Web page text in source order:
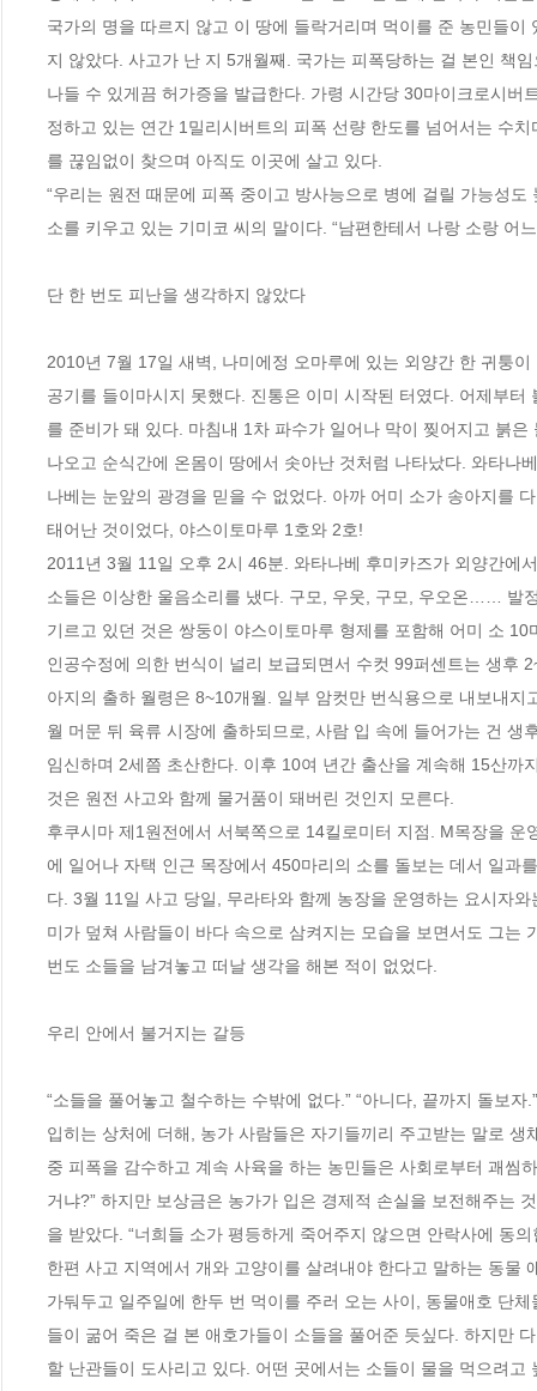
국가의 명을 따르지 않고 이 땅에 들락거리며 먹이를 준 농민들
지 않았다. 사고가 난 지 5개월째. 국가는 피폭당하는 걸 본인 책
나들 수 있게끔 허가증을 발급한다. 가령 시간당 30마이크로시
정하고 있는 연간 1밀리시버트의 피폭 선량 한도를 넘어서는 수
를 끊임없이 찾으며 아직도 이곳에 살고 있다.
“우리는 원전 때문에 피폭 중이고 방사능으로 병에 걸릴 가능성
소를 키우고 있는 기미코 씨의 말이다. “남편한테서 나랑 소랑
단 한 번도 피난을 생각하지 않았다
2010년 7월 17일 새벽, 나미에정 오마루에 있는 외양간 한 귀퉁
공기를 들이마시지 못했다. 진통은 이미 시작된 터였다. 어제부
를 준비가 돼 있다. 마침내 1차 파수가 일어나 막이 찢어지고 붉
나오고 순식간에 온몸이 땅에서 솟아난 것처럼 나타났다. 와타나
나베는 눈앞의 광경을 믿을 수 없었다. 아까 어미 소가 송아지를
태어난 것이었다, 야스이토마루 1호와 2호!
2011년 3월 11일 오후 2시 46분. 와타나베 후미카즈가 외양간에
소들은 이상한 울음소리를 냈다. 구모, 우웃, 구모, 우오온…… 발
기르고 있던 것은 쌍둥이 야스이토마루 형제를 포함해 어미 소
인공수정에 의한 번식이 널리 보급되면서 수컷 99퍼센트는 생후
아지의 출하 월령은 8~10개월. 일부 암컷만 번식용으로 내보내
월 머문 뒤 육류 시장에 출하되므로, 사람 입 속에 들어가는 건
임신하며 2세쯤 초산한다. 이후 10여 년간 출산을 계속해 15산
것은 원전 사고와 함께 물거품이 돼버린 것인지 모른다.
후쿠시마 제1원전에서 서북쪽으로 14킬로미터 지점. M목장을
에 일어나 자택 인근 목장에서 450마리의 소를 돌보는 데서 일과
다. 3월 11일 사고 당일, 무라타와 함께 농장을 운영하는 요시자
미가 덮쳐 사람들이 바다 속으로 삼켜지는 모습을 보면서도 그는
번도 소들을 남겨놓고 떠날 생각을 해본 적이 없었다.
우리 안에서 불거지는 갈등
“소들을 풀어놓고 철수하는 수밖에 없다.” “아니다, 끝까지 돌보
입히는 상처에 더해, 농가 사람들은 자기들끼리 주고받는 말로
중 피폭을 감수하고 계속 사육을 하는 농민들은 사회로부터 괘씸
거냐?” 하지만 보상금은 농가가 입은 경제적 손실을 보전해주는
을 받았다. “너희들 소가 평등하게 죽어주지 않으면 안락사에 동
한편 사고 지역에서 개와 고양이를 살려내야 한다고 말하는 동물
가둬두고 일주일에 한두 번 먹이를 주러 오는 사이, 동물애호 단
들이 굶어 죽은 걸 본 애호가들이 소들을 풀어준 듯싶다. 하지만
할 난관들이 도사리고 있다. 어떤 곳에서는 소들이 물을 먹으려